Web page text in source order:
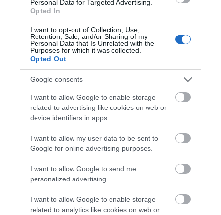
Personal Data for Targeted Advertising.
Opted In
I want to opt-out of Collection, Use,
Retention, Sale, and/or Sharing of my
Personal Data that Is Unrelated with the
Purposes for which it was collected.
Opted Out
Google consents
I want to allow Google to enable storage
related to advertising like cookies on web or
device identifiers in apps.
I want to allow my user data to be sent to
Google for online advertising purposes.
I want to allow Google to send me
personalized advertising.
I want to allow Google to enable storage
related to analytics like cookies on web or
ΕΛΛΑΔΑ
Δυτική Ελλάδα στο έλεος της κακοκαιρίας:
Εγκλωβισμένοι κάτοικοι στους Μελισσουργούς
Άρτας